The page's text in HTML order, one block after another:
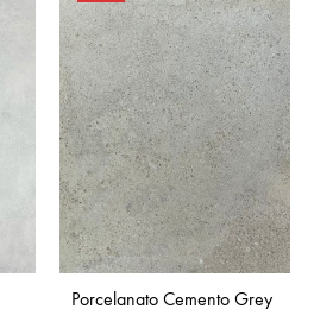
Porcelanato Cemento Grey